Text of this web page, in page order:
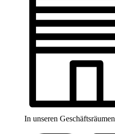
In unseren Geschäftsräumen